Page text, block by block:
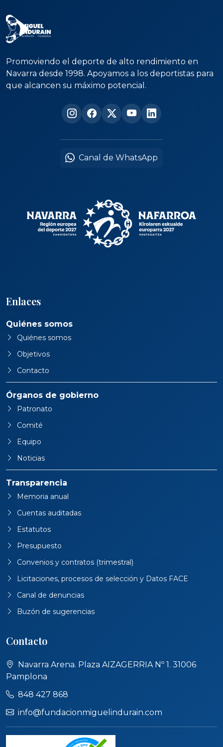
Promoviendo el deporte de alto rendimiento en
Navarra desde 1998. Apoyamos a los deportistas para
que alcancen su máximo potencial.
Canal de WhatsApp
Enlaces
Quiénes somos
Quiénes somos
Objetivos
Contacto
Órganos de gobierno
Patronato
Comité
Equipo
Noticias
Transparencia
Memoria anual
Cuentas auditadas
Estatutos
Presupuesto
Convenios y contratos (trimestral)
Licitaciones, procesos de selección y Datos FACE
Canal de denuncias
Buzón de sugerencias
Contacto
Navarra Arena. Plaza AIZAGERRIA Nº 1. 31006
Pamplona
848 427 868
info@fundacionmiguelindurain.com